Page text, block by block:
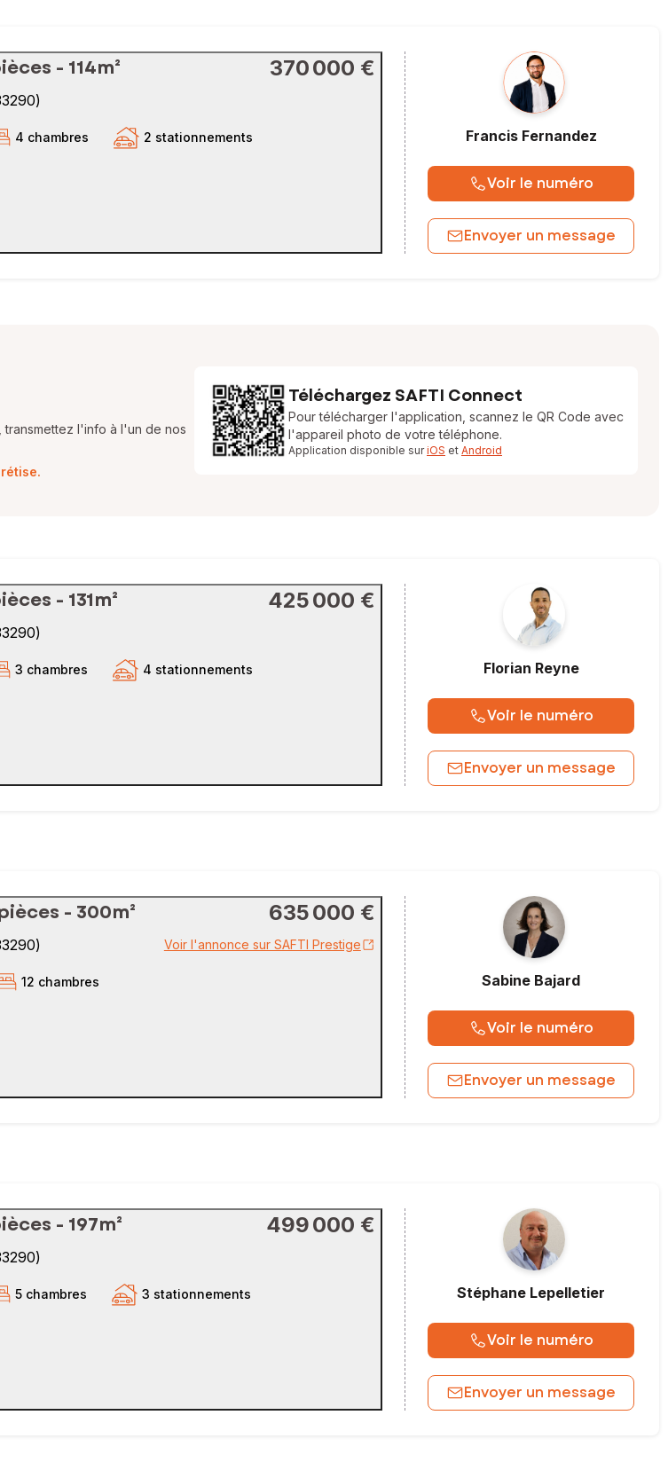
- 114m² 370 000 €
)
4 chambres 2 stationnements Francis Fernandez
Voir le numéro
Envoyer un message
transmettez l'info à l'un de nos
Téléchargez SAFTI Connect
Pour télécharger l'application, scannez le QR Code avec
l'appareil photo de votre téléphone.
Application disponible suriOS et Android
- 131m² 425 000 €
)
3 chambres 4 stationnements Florian Reyne
Voir le numéro
Envoyer un message
- 300m² 635 000 €
) Voir l'annonce sur SAFTI Prestige
12 chambres Sabine Bajard
Voir le numéro
Envoyer un message
- 197m² 499 000 €
)
5 chambres 3 stationnements Stéphane Lepelletier
Voir le numéro
Envoyer un message